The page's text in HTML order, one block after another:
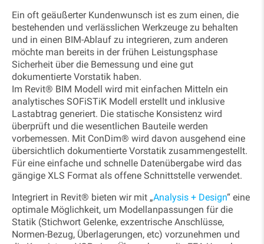
Ein oft geäußerter Kundenwunsch ist es zum einen, die
bestehenden und verlässlichen Werkzeuge zu behalten
und in einen BIM-Ablauf zu integrieren, zum anderen
möchte man bereits in der frühen Leistungsphase
Sicherheit über die Bemessung und eine gut
dokumentierte Vorstatik haben.
Im Revit® BIM Modell wird mit einfachen Mitteln ein
analytisches SOFiSTiK Modell erstellt und inklusive
Lastabtrag generiert. Die statische Konsistenz wird
überprüft und die wesentlichen Bauteile werden
vorbemessen. Mit ConDim® wird davon ausgehend eine
übersichtlich dokumentierte Vorstatik zusammengestellt.
Für eine einfache und schnelle Datenübergabe wird das
gängige XLS Format als offene Schnittstelle verwendet.
Integriert in Revit® bieten wir mit „Analysis + Design“ eine
optimale Möglichkeit, um Modellanpassungen für die
Statik (Stichwort Gelenke, exzentrische Anschlüsse,
Normen-Bezug, Überlagerungen, etc) vorzunehmen und